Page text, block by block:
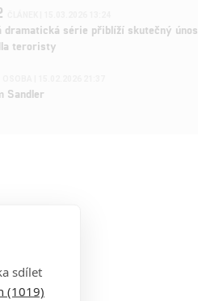
dramatická série přiblíží skutečný únos
teroristy
Sandler
sdílet
(1019)